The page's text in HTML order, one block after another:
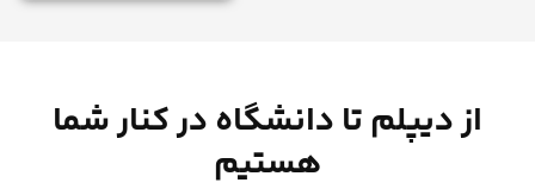
از دیپلم تا دانشگاه در کنار شما
هستیم